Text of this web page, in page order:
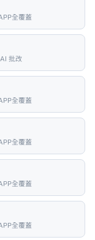
全覆蓋
批改
全覆蓋
全覆蓋
全覆蓋
全覆蓋